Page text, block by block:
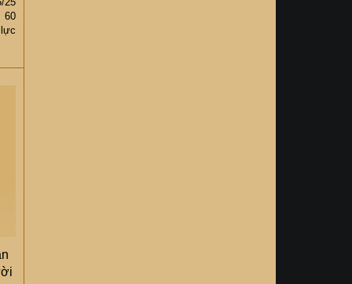
60